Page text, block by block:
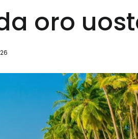
oro